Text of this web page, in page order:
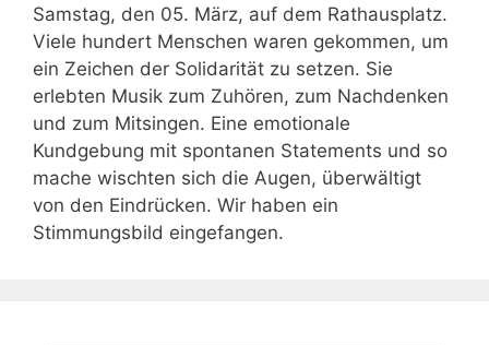
Samstag, den 05. März, auf dem Rathausplatz.
Viele hundert Menschen waren gekommen, um
ein Zeichen der Solidarität zu setzen. Sie
erlebten Musik zum Zuhören, zum Nachdenken
und zum Mitsingen. Eine emotionale
Kundgebung mit spontanen Statements und so
mache wischten sich die Augen, überwältigt
von den Eindrücken. Wir haben ein
Stimmungsbild eingefangen.